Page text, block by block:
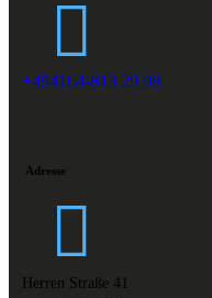
+494164-813 29 98
Adresse
Herren Straße 41